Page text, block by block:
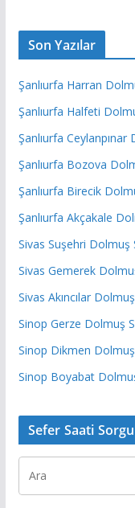
Son Yazılar
Şanlıurfa Harran
Şanlıurfa Halfeti
Şanlıurfa
Şanlıurfa Bozova
Şanlıurfa Birecik
Şanlıurfa Akçakale
Sivas Suşehri Dolmuş
Sivas Gemerek
Sivas Akıncılar
Sinop Gerze Dolmuş
Sinop Dikmen
Sinop Boyabat
Sefer Saati